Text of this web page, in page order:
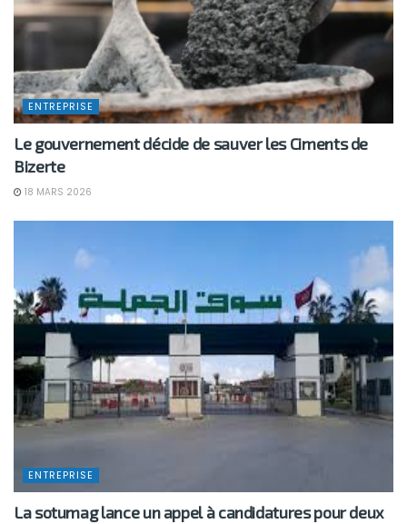
ENTREPRISE
Le gouvernement décide de sauver les Ciments de
Bizerte
18 MARS 2026
ENTREPRISE
La sotumag lance un appel à candidatures pour deux